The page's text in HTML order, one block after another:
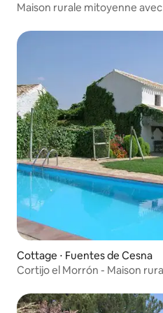
Maison rurale mitoyenne
Cottage ⋅ Fuentes de Cesna
Cortijo el Morrón - Maison